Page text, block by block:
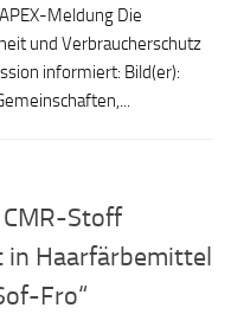
Meldung Die
und Verbraucherschutz
informiert: Bild(er):
Stoff
Haarfärbemittel
Fro“